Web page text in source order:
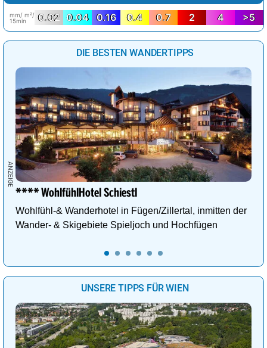
mm/ m²/
15min
0.02 0.04 0.16 0.4 0.7 2 4 >5
DIE BESTEN WANDERTIPPS
**** WohlfühlHotel Schiestl
Wohlfühl-& Wanderhotel in Fügen/Zillertal, inmitten der
Wander- & Skigebiete Spieljoch und Hochfügen
UNSERE TIPPS FÜR WIEN